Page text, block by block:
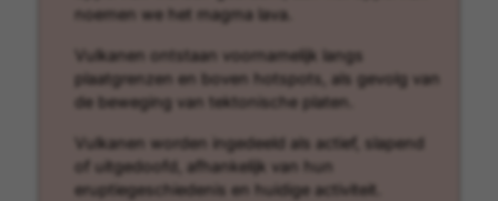
noemen we het magma lava.
Vulkanen ontstaan voornamelijk langs
plaatgrenzen en boven hotspots, als gevolg van
de beweging van tektonische platen.
Vulkanen worden ingedeeld als actief, slapend
of uitgedoofd, afhankelijk van hun
eruptiegeschiedenis en huidige activiteit.